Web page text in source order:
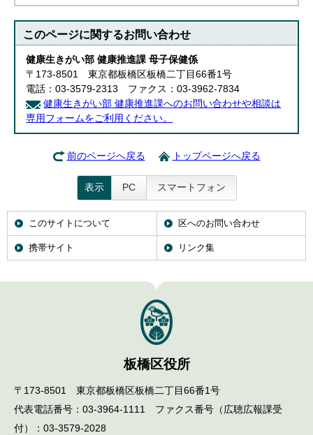
このページに関するお問い合わせ
健康生きがい部 健康推進課 母子保健係
〒173-8501 東京都板橋区板橋二丁目66番1号
電話：03-3579-2313 ファクス：03-3962-7834
健康生きがい部 健康推進課へのお問い合わせや相談は
専用フォームをご利用ください。
前のページへ戻る トップページへ戻る
表示 PC スマートフォン
このサイトについて 区へのお問い合わせ
携帯サイト リンク集
板橋区役所
〒173-8501 東京都板橋区板橋二丁目66番1号
代表電話番号：03-3964-1111 ファクス番号（広聴広報課受
付）：03-3579-2028